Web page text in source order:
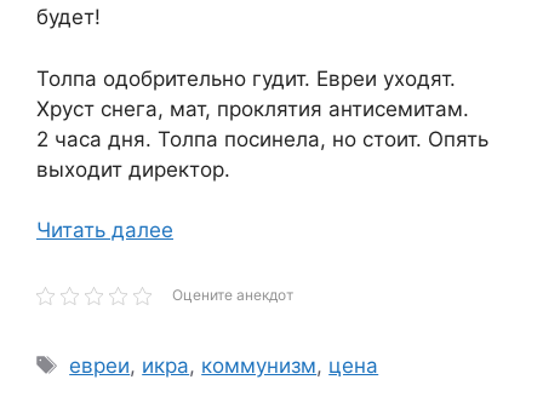
будет!
Толпа одобрительно гудит. Евреи уходят.
Хруст снега, мат, проклятия антисемитам.
2 часа дня. Толпа посинела, но стоит. Опять
выходит директор.
Читать далее
Оцените анекдот
Метки
евреи, икра, коммунизм, цена